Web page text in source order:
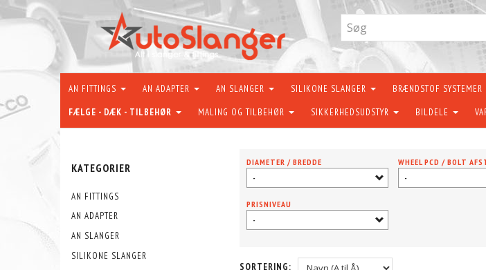
AN FITTINGS AN ADAPTER AN SLANGER SILIKONE SLANGER BRÆNDSTOF SYSTEMER
FÆLGE - DÆK - TILBEHØR MALING OG TILBEHØR SIKKERHEDSUDSTYR BILDELE
KATEGORIER
AN FITTINGS
AN ADAPTER
AN SLANGER
SILIKONE SLANGER
DIAMETER / BREDDE
-
WHEEL PCD / BOLT
-
PRISNIVEAU
-
SORTERING: